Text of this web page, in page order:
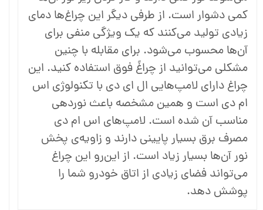
کمی دشوار است. از طرفی دیگر این چراغ‌ها دمای
زیادی تولید می‌کنند که یک ویژگی منفی برای
آن‌ها محسوب می‌شود. برای مقابله با چنین
مشکلی می‌توانید از چراغً فوق استفاده کنید. این
چراغ دارای لامپ‌هایی ال ای دی با تکنولوژی اس
ام دی است و همین مشخصه باعث نوردهی
مناسب آن شده است. لامپ‌های اس ام دی
مصرف برق بسیار پایینی دارند و زاویه‌ی پخش
نور آن‌ها بسیار زیاد است. از این‌رو این چراغ
می‌تواند فضای زیادی از اتاق خودرو شما را
پوشش دهد.